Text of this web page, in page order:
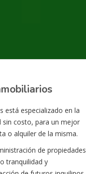
está especializado en la
sin costo, para un mejor
o alquiler de la misma.
de
tranquilidad y